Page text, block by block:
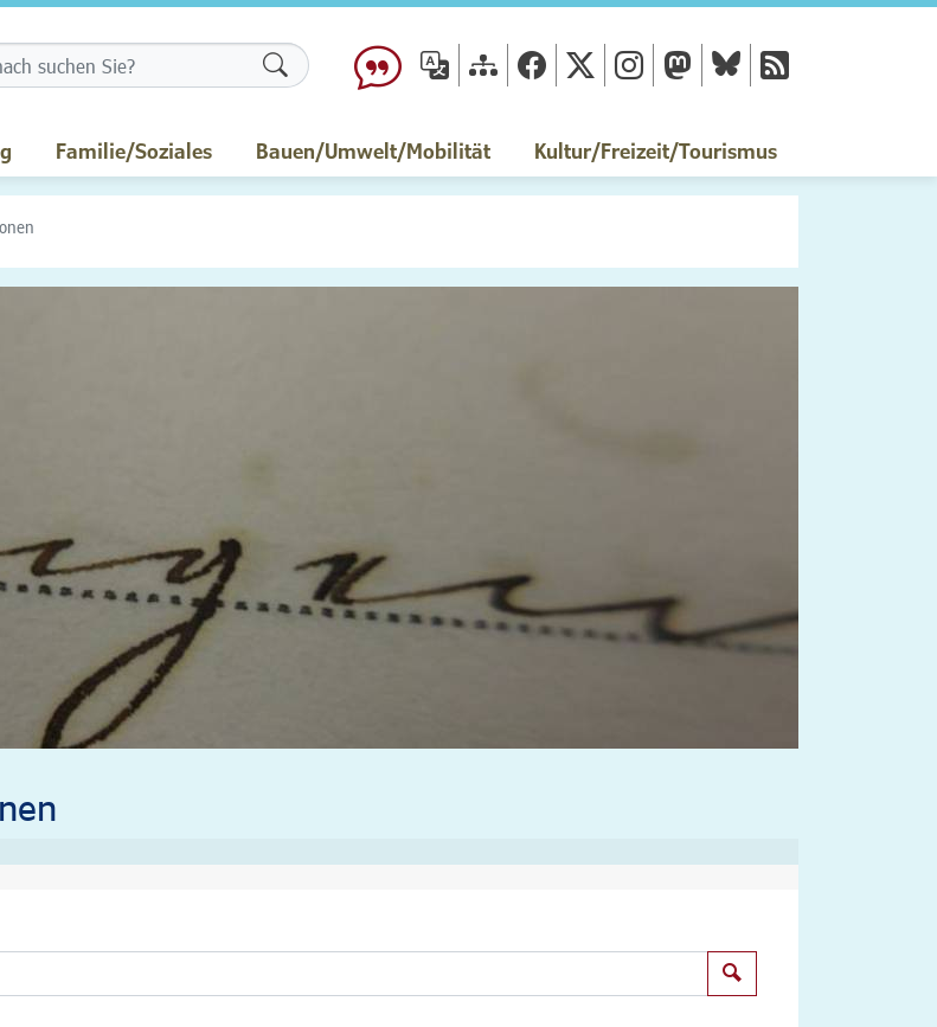
Formularschaltfläche
Familie/Soziales Bauen/Umwelt/Mobilität Kultur/Freizeit/Tourismus